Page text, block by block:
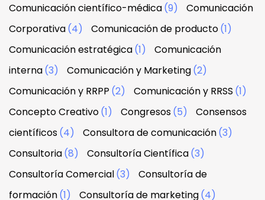
Comunicación científico-médica(9)
Comunicación
Corporativa(4) Comunicación de producto(1)
Comunicación estratégica(1)
Comunicación
interna(3) Comunicación y Marketing(2)
Comunicación y RRPP (2) Comunicación y RRSS (1)
Concepto Creativo(1) Congresos(5)
Consensos
científicos(4) Consultora de comunicación(3)
Consultoria(8) Consultoría Científica(3)
Consultoría Comercial(3)
Consultoría de
formación(1) Consultoría de marketing(4)